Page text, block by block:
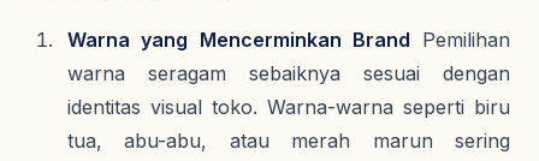
Warna yang Mencerminkan Brand Pemilihan
warna seragam sebaiknya sesuai dengan
identitas visual toko. Warna-warna seperti biru
tua, abu-abu, atau merah marun sering